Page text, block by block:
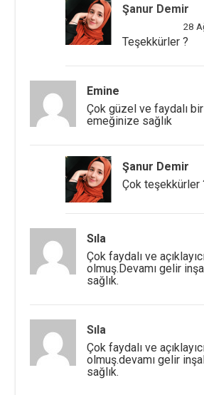
Şanur Demir
28
Teşekkürler ?
Emine
Çok güzel ve faydalı
emeğinize sağlık
Şanur Demir
Çok teşekkürler
Sıla
Çok faydalı ve
olmuş.Devamı gelir
sağlık.
Sıla
Çok faydalı ve
olmuş.devamı gelir
sağlık.